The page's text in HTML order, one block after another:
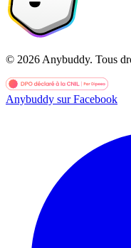
© 2026 Anybuddy. Tous
Anybuddy sur Facebook